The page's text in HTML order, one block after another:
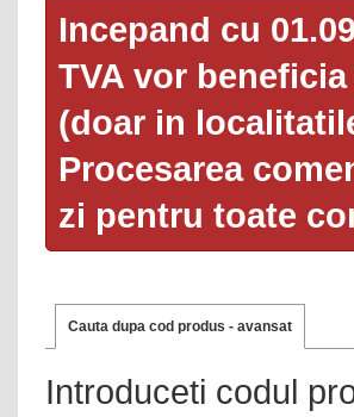
Incepand cu
TVA vor
(doar in
Procesarea
zi pentru toate
Cauta dupa cod produs - avansat
Introduceti codul